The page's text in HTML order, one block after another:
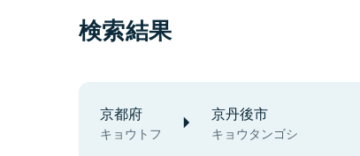
検索結果
京都府
キョウトフ
京丹後市
キョウタンゴシ